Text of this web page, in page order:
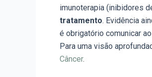
imunoterapia (inibidores
tratamento. Evidência
é obrigatório comunicar
Para uma visão
Câncer.